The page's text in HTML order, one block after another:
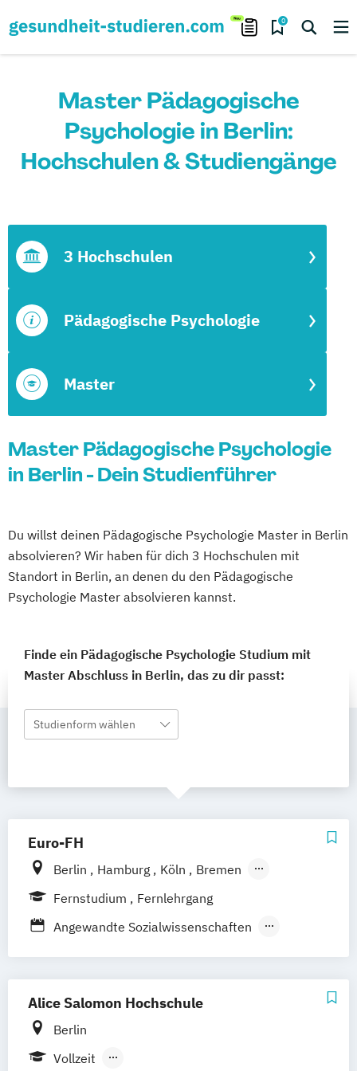
0
Master Pädagogische
Psychologie in Berlin:
Hochschulen & Studiengänge
Master
Pädagogische Psychologie
3 Hochschulen
Master Pädagogische Psychologie
in Berlin - Dein Studienführer
Du willst deinen Pädagogische Psychologie Master in Berlin
absolvieren? Wir haben für dich 3 Hochschulen mit
Standort in Berlin, an denen du den Pädagogische
Psychologie Master absolvieren kannst.
Finde ein Pädagogische Psychologie Studium mit
Master Abschluss in Berlin, das zu dir passt:
Studienform wählen
Euro-FH
Berlin Hamburg Köln
Bremen
Göttingen
Frankfurt am Main
Fernstudium
Fernlehrgang
Angewandte Sozialwissenschaften
Kindheits- und Jugendpädagogik
Psychologie mit Schwerpunkt
Gesundheitspsychologie
Alice Salomon Hochschule
Berlin
Vollzeit